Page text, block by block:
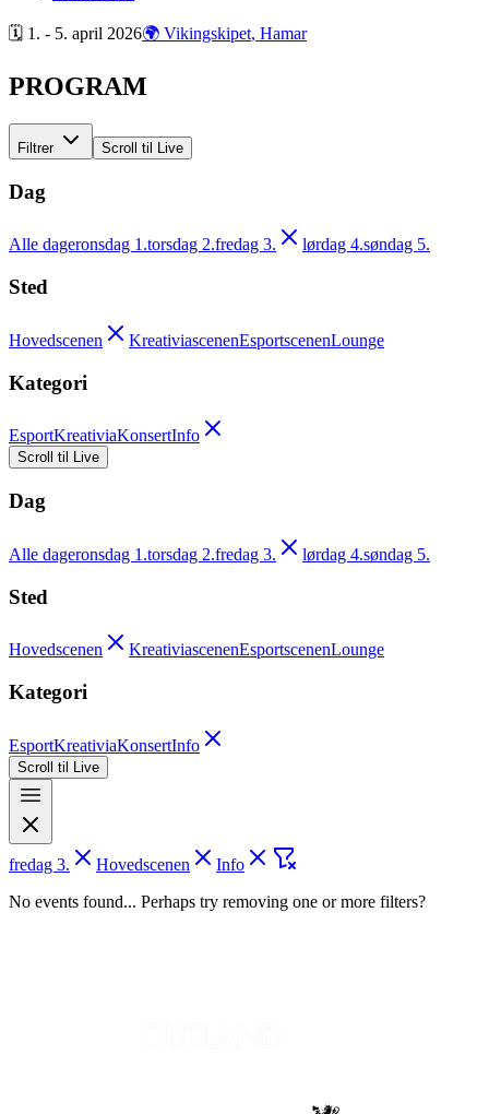
🗓 1. - 5. april 2026🌍 Vikingskipet, Hamar
PROGRAM
Filtrer Scroll til Live
Dag
Alle dageronsdag 1.torsdag 2.fredag 3. lørdag 4.søndag 5.
Sted
Hovedscenen KreativiascenenEsportscenenLounge
Kategori
EsportKreativiaKonsertInfo
Scroll til Live
Dag
Alle dageronsdag 1.torsdag 2.fredag 3. lørdag 4.søndag 5.
Sted
Hovedscenen KreativiascenenEsportscenenLounge
Kategori
EsportKreativiaKonsertInfo
Scroll til Live
fredag 3. Hovedscenen
Info
No events found... Perhaps try removing one or more filters?